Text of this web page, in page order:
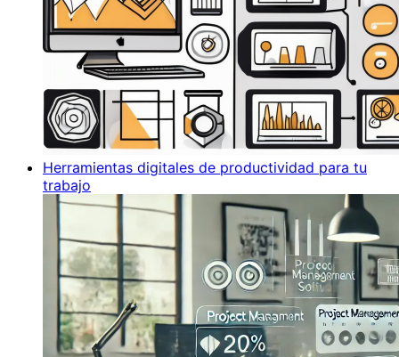
Herramientas digitales de productividad para tu
trabajo